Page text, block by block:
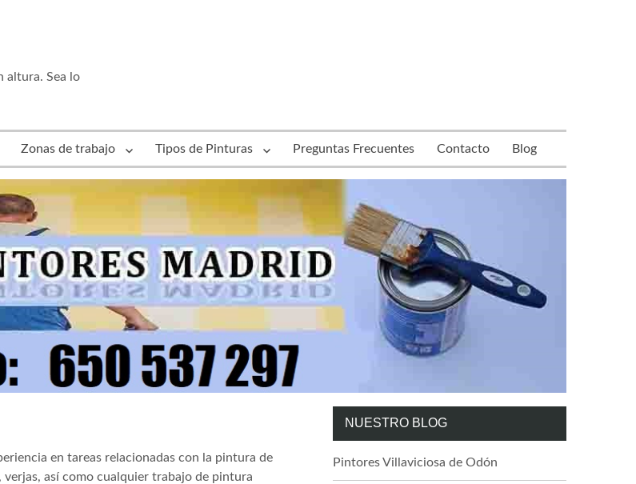
altura. Sea lo
Zonas de trabajo Tipos de Pinturas Preguntas Frecuentes Contacto Blog
en tareas relacionadas con la pintura de
así como cualquier trabajo de pintura
NUESTRO BLOG
Pintores Villaviciosa de Odón